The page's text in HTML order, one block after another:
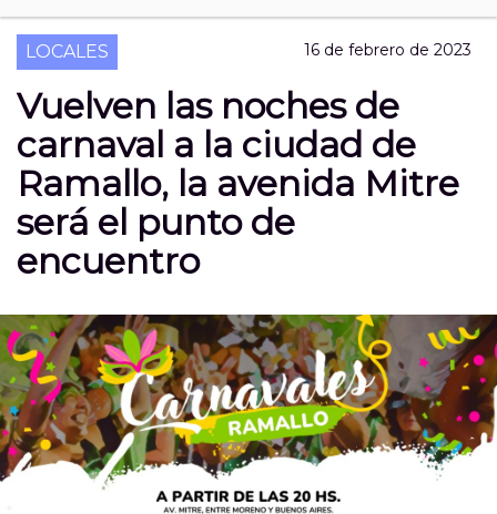
LOCALES 16 de febrero de 2023
Vuelven las noches de
carnaval a la ciudad de
Ramallo, la avenida Mitre
será el punto de
encuentro